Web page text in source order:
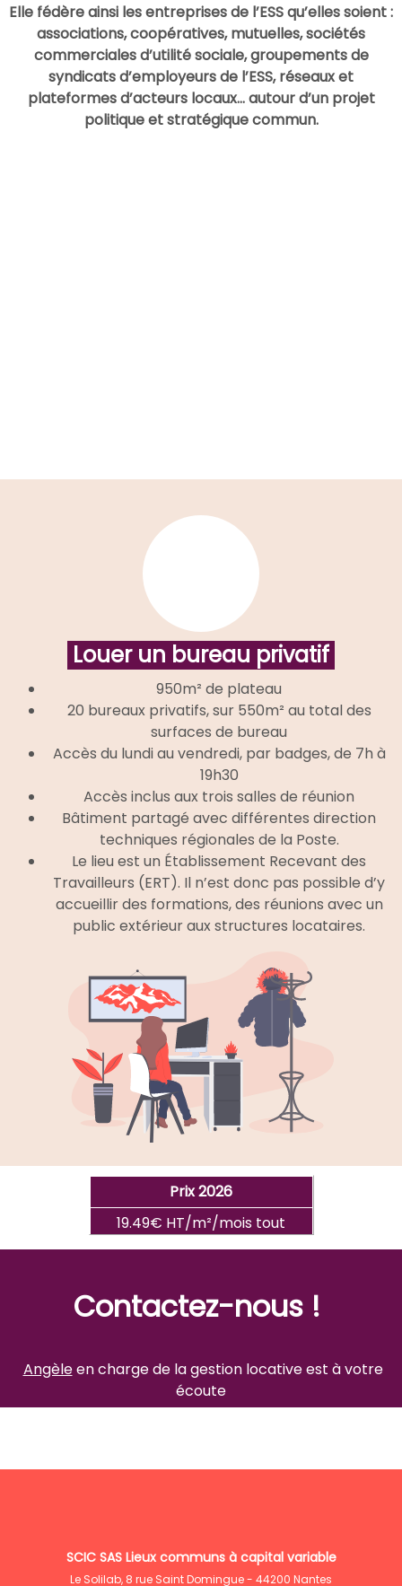
Elle fédère ainsi les entreprises de l’ESS qu’elles soient :
associations, coopératives, mutuelles, sociétés
commerciales d’utilité sociale, groupements de
syndicats d’employeurs de l’ESS, réseaux et
plateformes d’acteurs locaux… autour d’un projet
politique et stratégique commun.
Louer un bureau privatif
950m² de plateau
20 bureaux privatifs,sur 550m² au total des
surfaces de bureau
Accès du lundi au vendredi, par badges, de 7h à
19h30
Accès inclus aux trois salles de réunion
Bâtiment partagé avec différentes direction
techniques régionales de la Poste.
Le lieu est un Établissement Recevant des
Travailleurs (ERT). Il n’est donc pas possible d’y
accueillir des formations, des réunions avec un
public extérieur aux structures locataires.
Prix 2026
19.49€ HT/m²/mois tout
compris
Contactez-nous !
Angèleen charge de la gestion locative est à votre
écoute
SCIC SAS Lieux communs à capital variable
Le Solilab, 8 rue Saint Domingue - 44200 Nantes